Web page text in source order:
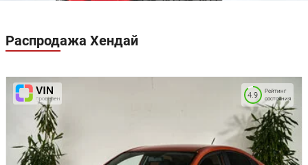
Подогрев передних сидений
Вентиляция задних сидений
Складывающееся заднее сиденье
Отделка кожей рулевого колеса
Электрорегулировка задних сидений
Электрорегулировка передних сидений
Искусственная кожа (материал салона)
Солнцезащитные шторки в задних дверях
Регулировка сиденья водителя по высоте
Распродажа Хендай
Рейтинг
состояния
4.9